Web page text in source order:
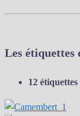
Les étiquettes
12